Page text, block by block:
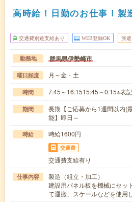
高時給！日勤のお仕事！製
交通費別途支給あり WEB登録OK 派遣
勤務地 群馬県伊勢崎市
曜日頻度 月～金・土
時間 7:45～16:1515:45～0:15※表
期間
長期【ご応募から1週間以内(
能】即日～
時給 時給1600円
交通費
交通費支給有り
仕事内容
製造（組立・加工）
建設用パネル板を機械にセッ
て運搬、スケールなどを使